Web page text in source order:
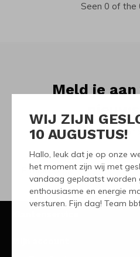
WIJ ZIJN
10 AUGUSTUS!
Hallo, leuk dat je op onze
het moment zijn wij met
vandaag geplaatst worden
enthousiasme en energie
versturen. Fijn dag! Team
Seen 0 of the
Meld je aan
Ontvang de nieuwste